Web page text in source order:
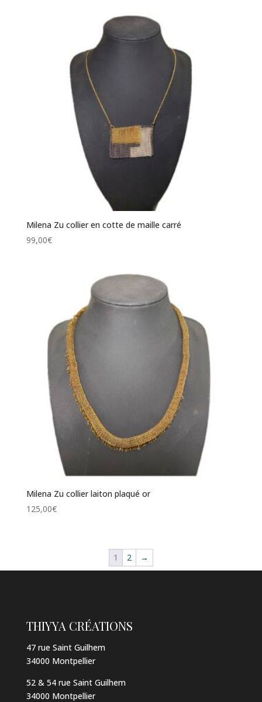
Milena Zu collier en cotte de maille carré
99,00€
Milena Zu collier laiton plaqué or
125,00€
1 2 →
THIYYA CRÉATIONS
47 rue Saint Guilhem
34000 Montpellier
52 & 54 rue Saint Guilhem
34000 Montpellier